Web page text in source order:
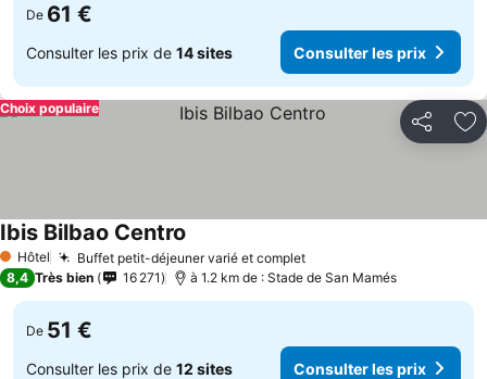
De 61 €
Consulter les prix de 14 sites Consulter les prix
Partager
Choix populaire
1 Étoiles
Hôtel Buffet petit-déjeuner varié et complet
Ibis Bilbao Centro
8,4 Très bien 16 271 à 1.2 km de : Stade de San Mamés
De 51 €
Consulter les prix de 12 sites Consulter les prix